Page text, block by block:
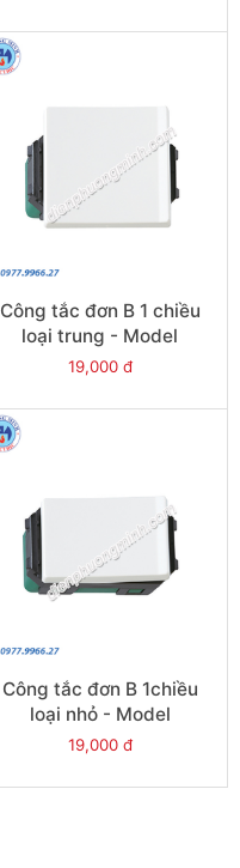
Công tắc đơn B 1 chiều
loại trung - Model
WEVH5521-7
19,000 đ
Công tắc đơn B 1chiều
loại nhỏ - Model
WEVH5531-7
19,000 đ